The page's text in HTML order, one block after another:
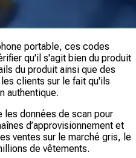
portable, ces codes
qu'il s'agit bien du produit
du produit ainsi que des
clients sur le fait qu'ils
authentique.
les données de scan pour
d’approvisionnement et
ventes sur le marché gris, le
de vêtements.